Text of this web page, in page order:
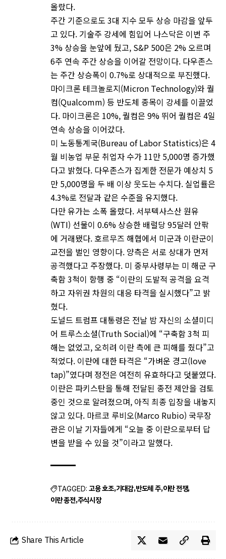
올랐다.
주간 기준으로도 3대 지수 모두 상승 마감을 앞두
고 있다. 기술주 강세에 힘입어 나스닥은 이번 주
3% 상승을 눈앞에 뒀고, S&P 500은 2% 오르며
6주 연속 주간 상승을 이어갈 전망이다. 다우존스
는 주간 상승폭이 0.7%로 상대적으로 부진했다.
마이크론 테크놀로지(Micron Technology)와 퀄
컴(Qualcomm) 등 반도체 종목이 강세를 이끌었
다. 마이크론은 10%, 퀄컴은 9% 뛰어 퀄컴은 4일
연속 상승을 이어갔다.
미 노동통계국(Bureau of Labor Statistics)은 4
월 비농업 부문 취업자 수가 11만 5,000명 증가했
다고 밝혔다. 다우존스가 집계한 전문가 예상치 5
만 5,000명을 두 배 이상 웃도는 수치다. 실업률은
4.3%로 전달과 같은 수준을 유지했다.
다만 유가는 소폭 올랐다. 서부텍사스산 원유
(WTI) 선물이 0.6% 상승한 배럴당 95달러 안팎
에 거래됐다. 호르무즈 해협에서 미군과 이란군이
교전을 벌인 영향이다. 양측은 서로 상대가 먼저
공격했다고 주장했다. 미 중부사령부는 미 해군 구
축함 3척이 항행 중 “이란의 도발적 공격을 요격
하고 자위권 차원의 대응 타격을 실시했다”고 밝
혔다.
도널드 트럼프 대통령은 전날 밤 자신의 소셜미디
어 트루스소셜(Truth Social)에 “구축함 3척 피
해는 없었고, 오히려 이란 측에 큰 피해를 줬다”고
적었다. 이란에 대한 타격은 “가벼운 경고(love
tap)”였다며 정전은 여전히 유효하다고 덧붙였다.
이란은 파키스탄을 통해 전달된 종전 제안을 검토
중인 것으로 알려졌으며, 아직 최종 입장을 내놓지
않고 있다. 마르코 루비오(Marco Rubio) 국무장
관은 이날 기자들에게 “오늘 중 이란으로부터 답
변을 받을 수 있을 것”이라고 말했다.
TAGGED: 고용 호조기대감반도체 주이란 전쟁
이란 종전주식시장
Share This Article